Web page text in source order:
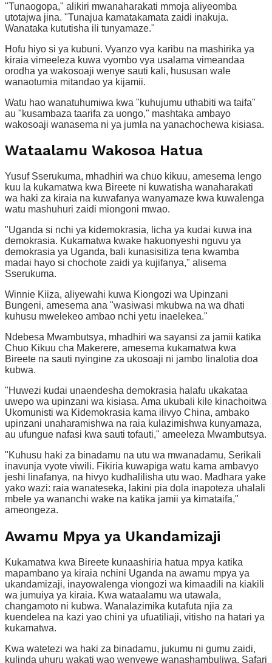
"Tunaogopa," alikiri mwanaharakati mmoja aliyeomba
utotajwa jina. "Tunajua kamatakamata zaidi inakuja.
Wanataka kututisha ili tunyamaze."
Hofu hiyo si ya kubuni. Vyanzo vya karibu na mashirika ya
kiraia vimeeleza kuwa vyombo vya usalama vimeandaa
orodha ya wakosoaji wenye sauti kali, hususan wale
wanaotumia mitandao ya kijamii.
Watu hao wanatuhumiwa kwa "kuhujumu uthabiti wa taifa"
au "kusambaza taarifa za uongo," mashtaka ambayo
wakosoaji wanasema ni ya jumla na yanachochewa kisiasa.
Wataalamu Wakosoa Hatua
Yusuf Sserukuma, mhadhiri wa chuo kikuu, amesema lengo
kuu la kukamatwa kwa Bireete ni kuwatisha wanaharakati
wa haki za kiraia na kuwafanya wanyamaze kwa kuwalenga
watu mashuhuri zaidi miongoni mwao.
"Uganda si nchi ya kidemokrasia, licha ya kudai kuwa ina
demokrasia. Kukamatwa kwake hakuonyeshi nguvu ya
demokrasia ya Uganda, bali kunasisitiza tena kwamba
madai hayo si chochote zaidi ya kujifanya," alisema
Sserukuma.
Winnie Kiiza, aliyewahi kuwa Kiongozi wa Upinzani
Bungeni, amesema ana "wasiwasi mkubwa na wa dhati
kuhusu mwelekeo ambao nchi yetu inaelekea."
Ndebesa Mwambutsya, mhadhiri wa sayansi za jamii katika
Chuo Kikuu cha Makerere, amesema kukamatwa kwa
Bireete na sauti nyingine za ukosoaji ni jambo linalotia doa
kubwa.
"Huwezi kudai unaendesha demokrasia halafu ukakataa
uwepo wa upinzani wa kisiasa. Ama ukubali kile kinachoitwa
Ukomunisti wa Kidemokrasia kama ilivyo China, ambako
upinzani unaharamishwa na raia kulazimishwa kunyamaza,
au ufungue nafasi kwa sauti tofauti," ameeleza Mwambutsya.
"Kuhusu haki za binadamu na utu wa mwanadamu, Serikali
inavunja vyote viwili. Fikiria kuwapiga watu kama ambavyo
jeshi linafanya, na hivyo kudhalilisha utu wao. Madhara yake
yako wazi: raia wanateseka, lakini pia dola inapoteza uhalali
mbele ya wananchi wake na katika jamii ya kimataifa,"
ameongeza.
Awamu Mpya ya Ukandamizaji
Kukamatwa kwa Bireete kunaashiria hatua mpya katika
mapambano ya kiraia nchini Uganda na awamu mpya ya
ukandamizaji, inayowalenga viongozi wa kimaadili na kiakili
wa jumuiya ya kiraia. Kwa wataalamu wa utawala,
changamoto ni kubwa. Wanalazimika kutafuta njia za
kuendelea na kazi yao chini ya ufuatiliaji, vitisho na hatari ya
kukamatwa.
Kwa watetezi wa haki za binadamu, jukumu ni gumu zaidi,
kulinda uhuru wakati wao wenyewe wanashambuliwa. Safari